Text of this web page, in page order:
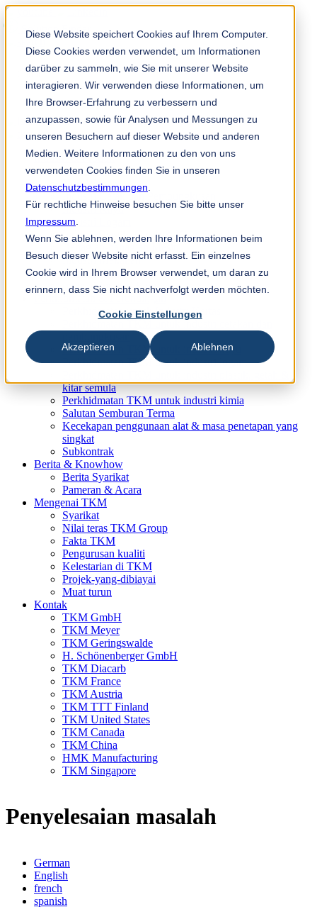
Diese Website speichert Cookies auf Ihrem Computer.
Diese Cookies werden verwendet, um Informationen
darüber zu sammeln, wie Sie mit unserer Website
interagieren. Wir verwenden diese Informationen, um
Ihre Browser-Erfahrung zu verbessern und
anzupassen, sowie für Analysen und Messungen zu
unseren Besuchern auf dieser Website und anderen
Medien. Weitere Informationen zu den von uns
verwendeten Cookies finden Sie in unseren
Datenschutzbestimmungen
Für rechtliche Hinweise besuchen Sie bitte unser
Impressum
Wenn Sie ablehnen, werden Ihre Informationen beim
Besuch dieser Website nicht erfasst. Ein einzelnes
Cookie wird in Ihrem Browser verwendet, um daran zu
erinnern, dass Sie nicht nachverfolgt werden möchten.
Cookie Einstellungen
Akzeptieren Ablehnen
Solution Finder
TKM App
Industri & Produk
Industri Kertas
Non-Woven
Industri Cetak dan Pembungkusan
Industri Kayu
Industri Logam
Industri Plastik, Getah & Kitar Semula
Bahagian-bahagian Mesin
Industri Makanan
Industri Kimia
Industri-industri Lain
Perkhidmatan & Perundingan
Perkhidmatan untuk Industri Kertas
Perkhidmatan TKM untuk industri cetakan dan
Perkhidmatan TKM untuk industri kayu
Perkhidmatan TKM untuk industri logam
kitar semula
Perkhidmatan TKM untuk industri kimia
Salutan Semburan Terma
Kecekapan penggunaan alat & masa penetapan yang
singkat
Subkontrak
Berita & Knowhow
Berita Syarikat
Pameran & Acara
Mengenai TKM
Syarikat
Nilai teras TKM Group
Fakta TKM
Pengurusan kualiti
Kelestarian di TKM
Projek-yang-dibiayai
Muat turun
Kontak
TKM GmbH
TKM Meyer
TKM Geringswalde
H. Schönenberger GmbH
TKM Diacarb
TKM France
TKM Austria
TKM TTT Finland
TKM United States
TKM Canada
TKM China
HMK Manufacturing
TKM Singapore
Penyelesaian masalah
German
English
french
spanish